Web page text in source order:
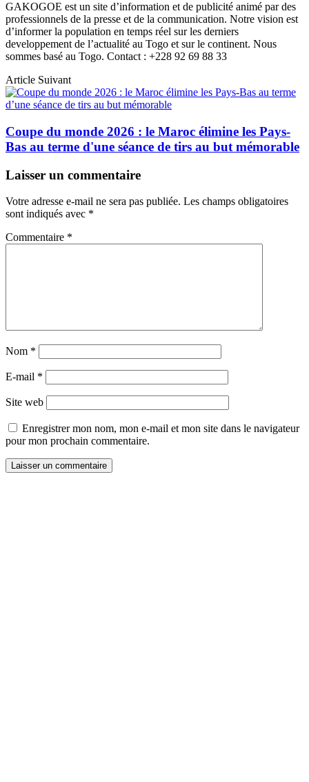
GAKOGOE est un site d’information et de publicité animé par des
professionnels de la presse et de la communication. Notre vision est
d’informer la population en temps réel sur les derniers
developpement de l’actualité au Togo et sur le continent. Nous
sommes basé au Togo. Contact : +228 92 69 88 33
Article Suivant
Coupe du monde 2026 : le Maroc élimine les Pays-
Bas au terme d'une séance de tirs au but mémorable
Laisser un commentaire
Votre adresse e-mail ne sera pas publiée. Les champs obligatoires
sont indiqués avec *
Commentaire *
Nom *
E-mail *
Site web
Enregistrer mon nom, mon e-mail et mon site dans le navigateur
pour mon prochain commentaire.